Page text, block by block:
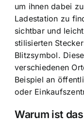
um ihnen dabei
Ladestation zu
sichtbar und
stilisierten
Blitzsymbol.
verschiedenen
Beispiel an
oder
Warum ist